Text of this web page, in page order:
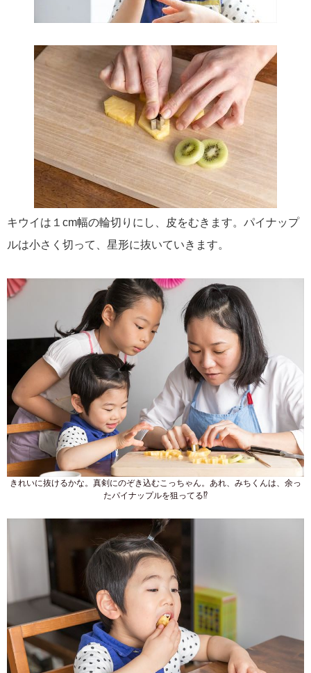
キウイは１cm幅の輪切りにし、皮をむきます。パイナップ
ルは小さく切って、星形に抜いていきます。
きれいに抜けるかな。真剣にのぞき込むこっちゃん。あれ、みちくんは、余っ
たパイナップルを狙ってる⁉